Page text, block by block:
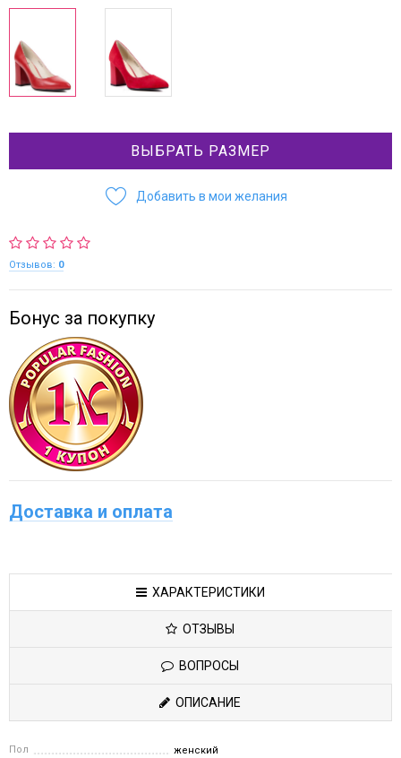
ВЫБРАТЬ РАЗМЕР
Добавить в мои желания
Отзывов: 0
Бонус за покупку
Доставка и оплата
ХАРАКТЕРИСТИКИ
ОТЗЫВЫ
ВОПРОСЫ
ОПИСАНИЕ
Пол женский